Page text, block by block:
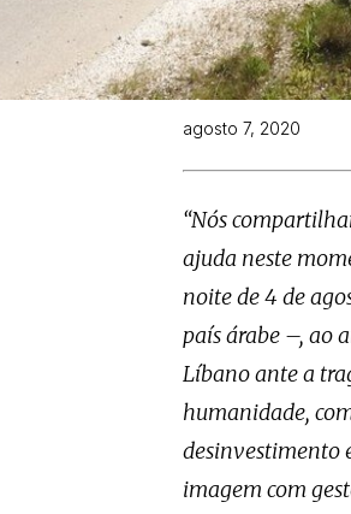
agosto 7, 2020
“Nós
ajuda neste
noite de 4 de
país árabe –, ao
Líbano ante a
humanidade,
desinvestimento
imagem com